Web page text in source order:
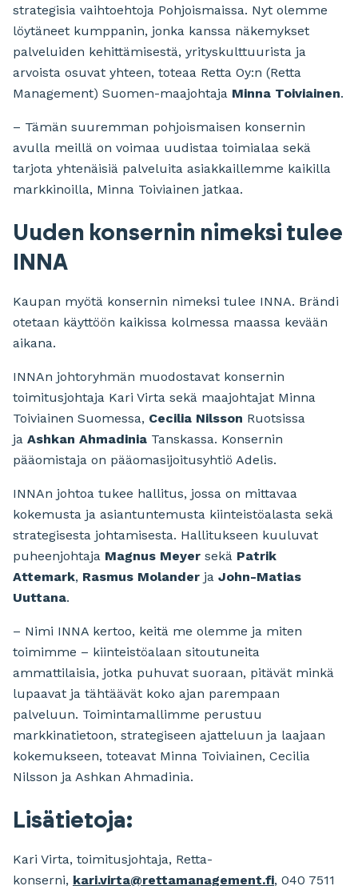
strategisia vaihtoehtoja Pohjoismaissa. Nyt olemme
löytäneet kumppanin, jonka kanssa näkemykset
palveluiden kehittämisestä, yrityskulttuurista ja
arvoista osuvat yhteen, toteaa Retta Oy:n (Retta
Management) Suomen-maajohtaja Minna Toiviainen.
– Tämän suuremman pohjoismaisen konsernin
avulla meillä on voimaa uudistaa toimialaa sekä
tarjota yhtenäisiä palveluita asiakkaillemme kaikilla
markkinoilla, Minna Toiviainen jatkaa.
Uuden konsernin nimeksi tulee
INNA
Kaupan myötä konsernin nimeksi tulee INNA. Brändi
otetaan käyttöön kaikissa kolmessa maassa kevään
aikana.
INNAn johtoryhmän muodostavat konsernin
toimitusjohtaja Kari Virta sekä maajohtajat Minna
Toiviainen Suomessa, Cecilia Nilsson Ruotsissa
ja Ashkan Ahmadinia Tanskassa. Konsernin
pääomistaja on pääomasijoitusyhtiö Adelis.
INNAn johtoa tukee hallitus, jossa on mittavaa
kokemusta ja asiantuntemusta kiinteistöalasta sekä
strategisesta johtamisesta. Hallitukseen kuuluvat
puheenjohtaja Magnus Meyer sekä Patrik
Attemark, Rasmus Molander ja John-Matias
Uuttana.
– Nimi INNA kertoo, keitä me olemme ja miten
toimimme – kiinteistöalaan sitoutuneita
ammattilaisia, jotka puhuvat suoraan, pitävät minkä
lupaavat ja tähtäävät koko ajan parempaan
palveluun. Toimintamallimme perustuu
markkinatietoon, strategiseen ajatteluun ja laajaan
kokemukseen, toteavat Minna Toiviainen, Cecilia
Nilsson ja Ashkan Ahmadinia.
Lisätietoja:
Kari Virta, toimitusjohtaja, Retta-
konserni, kari.virta@rettamanagement.fi, 040 7511